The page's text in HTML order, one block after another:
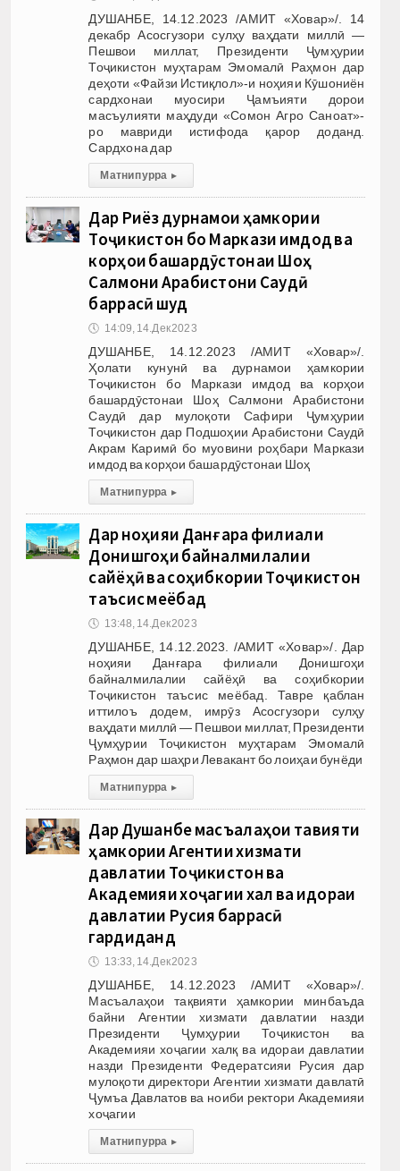
ДУШАНБЕ, 14.12.2023 /АМИТ «Ховар»/. 14
декабр Асосгузори сулҳу ваҳдати миллӣ —
Пешвои миллат, Президенти Ҷумҳурии
Тоҷикистон муҳтарам Эмомалӣ Раҳмон дар
деҳоти «Файзи Истиқлол»-и ноҳияи Кӯшониён
сардхонаи муосири Ҷамъияти дорои
масъулияти маҳдуди «Сомон Агро Саноат»-
ро мавриди истифода қарор доданд.
Сардхона дар
Матни пурра ▸
Дар Риёз дурнамои ҳамкории
Тоҷикистон бо Маркази имдод ва
корҳои башардӯстонаи Шоҳ
Салмони Арабистони Саудӣ
баррасӣ шуд
🕔 14:09, 14.Дек 2023
ДУШАНБЕ, 14.12.2023 /АМИТ «Ховар»/.
Ҳолати кунунӣ ва дурнамои ҳамкории
Тоҷикистон бо Маркази имдод ва корҳои
башардӯстонаи Шоҳ Салмони Арабистони
Саудӣ дар мулоқоти Сафири Ҷумҳурии
Тоҷикистон дар Подшоҳии Арабистони Саудӣ
Акрам Каримӣ бо муовини роҳбари Маркази
имдод ва корҳои башардӯстонаи Шоҳ
Матни пурра ▸
Дар ноҳияи Данғара филиали
Донишгоҳи байналмилалии
сайёҳӣ ва соҳибкории Тоҷикистон
таъсис меёбад
🕔 13:48, 14.Дек 2023
ДУШАНБЕ, 14.12.2023. /АМИТ «Ховар»/. Дар
ноҳияи Данғара филиали Донишгоҳи
байналмилалии сайёҳӣ ва соҳибкории
Тоҷикистон таъсис меёбад. Тавре қаблан
иттилоъ додем, имрӯз Асосгузори сулҳу
ваҳдати миллӣ — Пешвои миллат, Президенти
Ҷумҳурии Тоҷикистон муҳтарам Эмомалӣ
Раҳмон дар шаҳри Левакант бо лоиҳаи бунёди
Матни пурра ▸
Дар Душанбе масъалаҳои тақвияти
ҳамкории Агентии хизмати
давлатии Тоҷикистон ва
Академияи хоҷагии халқ ва идораи
давлатии Русия баррасӣ
гардиданд
🕔 13:33, 14.Дек 2023
ДУШАНБЕ, 14.12.2023 /АМИТ «Ховар»/.
Масъалаҳои тақвияти ҳамкории минбаъда
байни Агентии хизмати давлатии назди
Президенти Ҷумҳурии Тоҷикистон ва
Академияи хоҷагии халқ ва идораи давлатии
назди Президенти Федератсияи Русия дар
мулоқоти директори Агентии хизмати давлатӣ
Ҷумъа Давлатов ва ноиби ректори Академияи
хоҷагии
Матни пурра ▸